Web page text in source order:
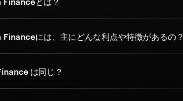
Financeには、主にどんな利点や特徴があるの？
は同じ？